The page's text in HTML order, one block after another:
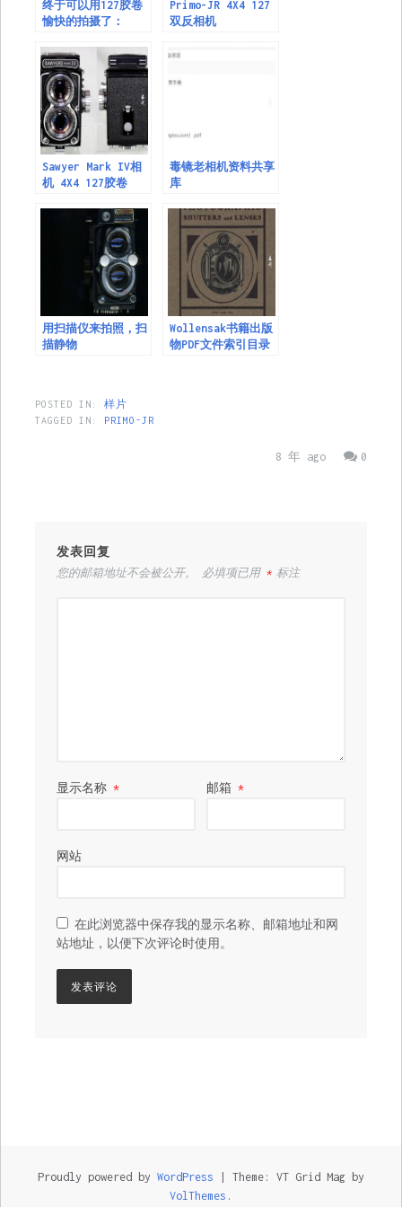
终于可以用127胶卷
愉快的拍摄了：
飞机卷样片
Primo-JR 4X4 127
双反相机
Sawyer Mark IV相
机 4X4 127胶卷
毒镜老相机资料共享
库
用扫描仪来拍照，扫
描静物
Wollensak书籍出版
物PDF文件索引目录
POSTED IN: 样片
TAGGED IN: PRIMO-JR
0
8 年 ago
发表回复
您的邮箱地址不会被公开。 必填项已用 *标注
显示名称 * 邮箱*
网站
在此浏览器中保存我的显示名称、邮箱地址和网
站地址，以便下次评论时使用。
Proudly powered by WordPress
Theme: VT Grid Mag by
VolThemes .